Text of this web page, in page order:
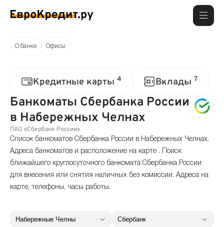
О банке Офисы
Кредитные карты 4 Вклады 7
Банкоматы Сбербанка России
в Набережных Челнах
ПАО «Сбербанк России»
Список банкоматов Сбербанка России в Набережных Челнах.
Адреса банкоматов и расположение на карте . Поиск
ближайшего круглосуточного банкомата Сбербанка России
для внесения или снятия наличных без комиссии. Адреса на
карте, телефоны, часы работы.